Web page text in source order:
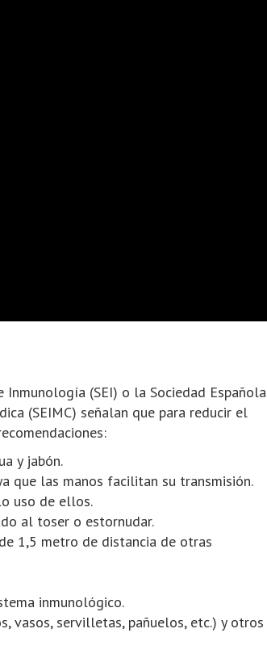
(SEI) o la Sociedad Española
(SEIMC) señalan que para reducir el
y jabón.
que las manos facilitan su transmisión.
uso de ellos.
al toser o estornudar.
1,5 metro de distancia de otras
inmunológico.
vasos, servilletas, pañuelos, etc.) y otros